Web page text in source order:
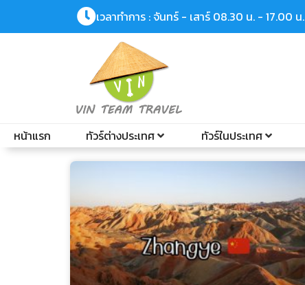
เวลาทำการ : จันทร์ - เสาร์ 08.30 น. - 17.00 น.
หน้าแรก ทัวร์ต่างประเทศ ทัวร์ในประเทศ